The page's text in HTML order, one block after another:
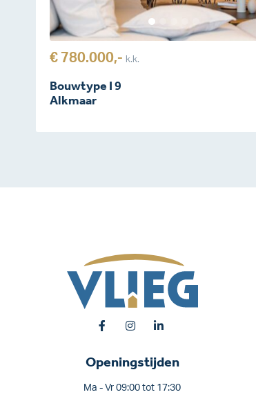
€ 780.000,- k.k.
Bouwtype I 9
Alkmaar
Openingstijden
Ma - Vr 09:00 tot 17:30